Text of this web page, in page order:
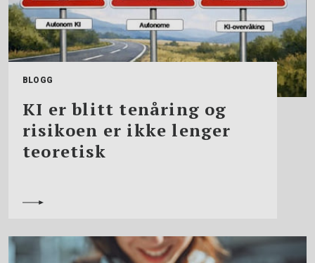
BLOGG
KI er blitt tenåring og
risikoen er ikke lenger
teoretisk